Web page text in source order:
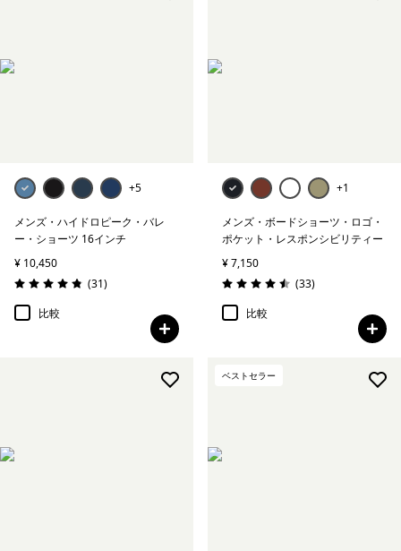
+5
メンズ・ハイドロピーク・バレ
ー・ショーツ 16インチ
¥ 10,450
評価: 4.8 / 5
(31レビュー
)
比較
+1
メンズ・ボードショーツ・ロゴ・
ポケット・レスポンシビリティー
¥ 7,150
評価: 4.5 / 5
(33レビュー
)
比較
ベストセラー